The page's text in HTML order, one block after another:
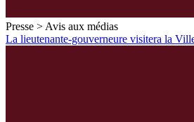
Presse > Avis aux médias
La lieutenante-gouverneure visitera la